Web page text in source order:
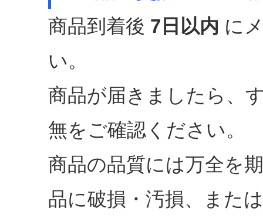
商品到着後 7日以内 に
い。
商品が届きましたら、
無をご確認ください。
商品の品質には万全を
品に破損・汚損、また